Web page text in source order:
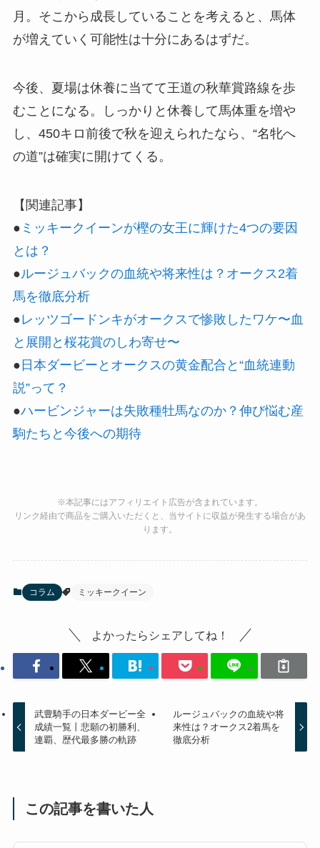
月。そこから成長していることを考えると、馬体
が増えていく可能性は十分にあるはずだ。
今後、夏場は休養に当てて王道の秋華賞路線を歩
むことになる。しっかりと休養して馬体重を増や
し、450キロ前後で秋を迎えられたなら、“名牝へ
の道”は確実に開けてくる。
【関連記事】
● ミッキークイーンが樫の女王に輝けた4つの要因
とは？
●ルージュバックの血統や将来性は？オークス2着
馬を徹底分析
●レッツゴードンキがオークスで惨敗したワケ〜血
と展開と桜花賞のしわ寄せ〜
● 日本ダービーとオークスの黄金配合と“血統連動
説”って？
●ハービンジャーは失敗種牡馬なのか？伸び悩む産
駒たちと今後への期待
※本記事にはアフィリエイト広告が含まれています。
リンク経由で商品をご購入いただくと、当サイトに収益が発生する場合があ
ります。
コラム ミッキークイーン
よかったらシェアしてね！
武豊騎手の日本ダービー全
成績一覧丨悲願の初勝利、
連覇、歴代最多勝の軌跡
ルージュバックの血統や将
来性は？オークス2着馬を
徹底分析
この記事を書いた人